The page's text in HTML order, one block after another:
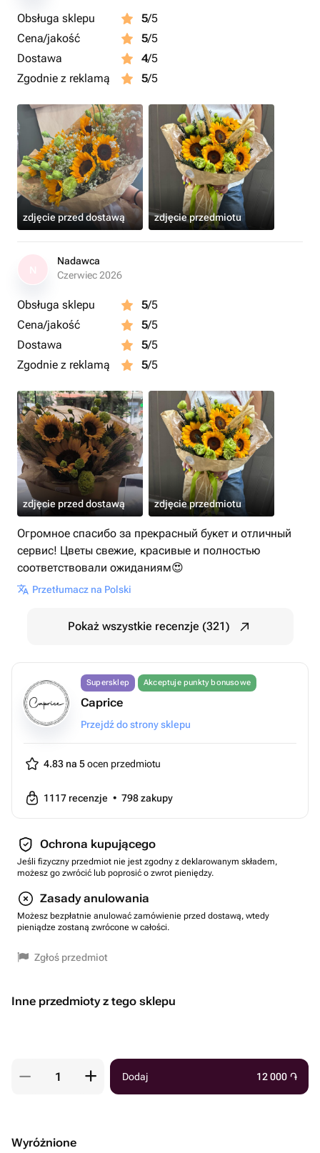
Obsługa sklepu 5/5
Cena/jakość
5/5
Dostawa
4/5
Zgodnie z reklamą
5/5
zdjęcie przed dostawą zdjęcie przedmiotu
Nadawca
Czerwiec 2026
Obsługa sklepu 5/5
Cena/jakość
5/5
Dostawa
5/5
Zgodnie z reklamą
5/5
zdjęcie przed dostawą zdjęcie przedmiotu
Огромное спасибо за прекрасный букет и отличный
сервис! Цветы свежие, красивые и полностью
соответствовали ожиданиям😍
Przetłumacz na Polski
Pokaż wszystkie recenzje (321)
Supersklep Akceptuje punkty bonusowe
Caprice
Przejdź do strony sklepu
4.83 na 5ocen przedmiotu
1117 recenzje • 798zakupy
Ochrona kupującego
Jeśli fizyczny przedmiot nie jest zgodny z deklarowanym składem,
możesz go zwrócić lub poprosić o zwrot pieniędzy.
Zasady anulowania
Możesz bezpłatnie anulować zamówienie przed dostawą, wtedy
pieniądze zostaną zwrócone w całości.
Zgłoś przedmiot
Inne przedmioty z tego sklepu
Dodaj 12 000 ֏
Wyróżnione